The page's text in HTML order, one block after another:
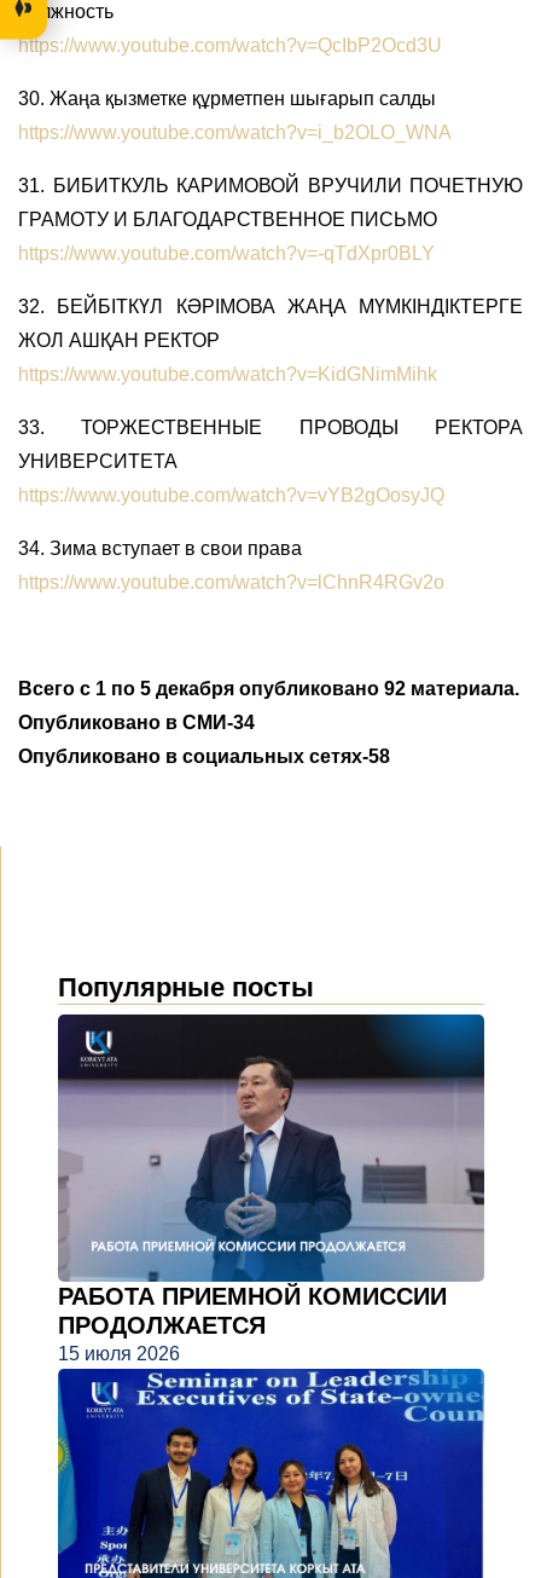
должность
https://www.youtube.com/watch?v=QcIbP2Ocd3U
30. Жаңа қызметке құрметпен шығарып салды
https://www.youtube.com/watch?v=i_b2OLO_WNA
31. БИБИТКУЛЬ КАРИМОВОЙ ВРУЧИЛИ ПОЧЕТНУЮ
ГРАМОТУ И БЛАГОДАРСТВЕННОЕ ПИСЬМО
https://www.youtube.com/watch?v=-qTdXpr0BLY
32. БЕЙБІТКҮЛ КӘРІМОВА ЖАҢА МҮМКІНДІКТЕРГЕ
ЖОЛ АШҚАН РЕКТОР
https://www.youtube.com/watch?v=KidGNimMihk
33. ТОРЖЕСТВЕННЫЕ ПРОВОДЫ РЕКТОРА
УНИВЕРСИТЕТА
https://www.youtube.com/watch?v=vYB2gOosyJQ
34. Зима вступает в свои права
https://www.youtube.com/watch?v=lChnR4RGv2o
Всего с 1 по 5 декабря опубликовано 92 материала.
Опубликовано в СМИ-34
Опубликовано в социальных сетях-58
Популярные посты
РАБОТА ПРИЕМНОЙ КОМИССИИ
ПРОДОЛЖАЕТСЯ
15 июля 2026